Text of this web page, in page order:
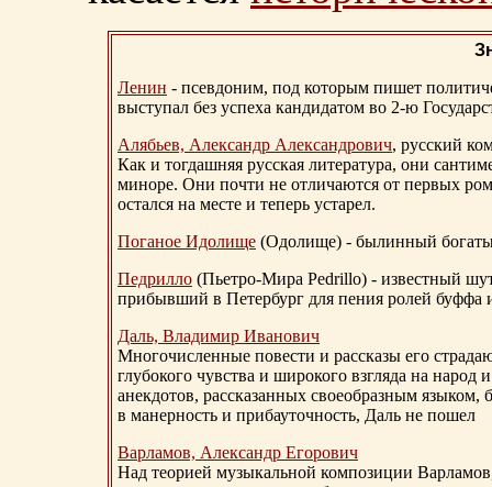
Ленин - псевдоним, под которым пишет
выступал без успеха кандидатом во 2-ю
Алябьев, Александр Александрович, русский
Как и тогдашняя русская литература, они
миноре. Они почти не отличаются от первых
остался на месте и теперь устарел.
Поганое Идолище (Одолище) - былинный
Педрилло (Пьетро-Мира Pedrillo) - известный
прибывший в Петербург для пения ролей буффа
Даль, Владимир Иванович
Многочисленные повести и рассказы его
глубокого чувства и широкого взгляда на
анекдотов, рассказанных своеобразным
в манерность и прибауточность, Даль не пошел
Варламов, Александр Егорович
Над теорией музыкальной композиции